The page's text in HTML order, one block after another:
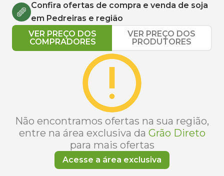
Confira ofertas de compra e venda de soja
em Pedreiras e região
VER PREÇO DOS
COMPRADORES
VER PREÇO DOS
PRODUTORES
Não encontramos ofertas na sua região,
entre na área exclusiva da Grão Direto
para mais ofertas
Acesse a área exclusiva